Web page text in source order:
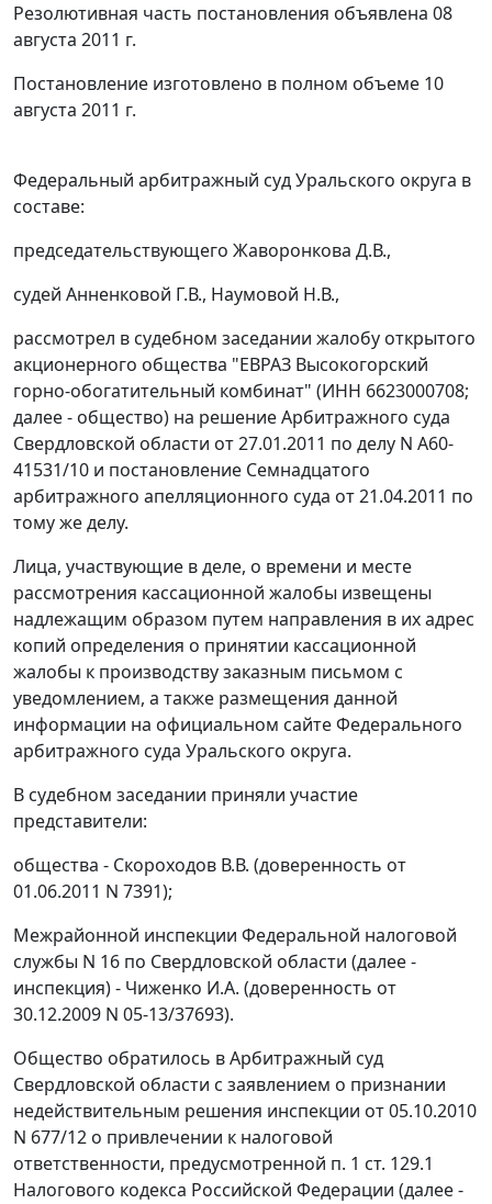
Резолютивная часть постановления объявлена 08
августа 2011 г.
Постановление изготовлено в полном объеме 10
августа 2011 г.
Федеральный арбитражный суд Уральского округа в
составе:
председательствующего Жаворонкова Д.В.,
судей Анненковой Г.В., Наумовой Н.В.,
рассмотрел в судебном заседании жалобу открытого
акционерного общества "ЕВРАЗ Высокогорский
горно-обогатительный комбинат" (ИНН 6623000708;
далее - общество) на решение Арбитражного суда
Свердловской области от 27.01.2011 по делу N А60-
41531/10 и постановление Семнадцатого
арбитражного апелляционного суда от 21.04.2011 по
тому же делу.
Лица, участвующие в деле, о времени и месте
рассмотрения кассационной жалобы извещены
надлежащим образом путем направления в их адрес
копий определения о принятии кассационной
жалобы к производству заказным письмом с
уведомлением, а также размещения данной
информации на официальном сайтеФедерального
арбитражного суда Уральского округа.
В судебном заседании приняли участие
представители:
общества - Скороходов В.В. (доверенность от
01.06.2011 N 7391);
Межрайонной инспекции Федеральной налоговой
службы N 16 по Свердловской области (далее -
инспекция) - Чиженко И.А. (доверенность от
30.12.2009 N 05-13/37693).
Общество обратилось в Арбитражный суд
Свердловской области с заявлением о признании
недействительным решения инспекции от 05.10.2010
N 677/12 о привлечении к налоговой
ответственности, предусмотренной п. 1 ст. 129.1
Налогового кодекса Российской Федерации (далее -